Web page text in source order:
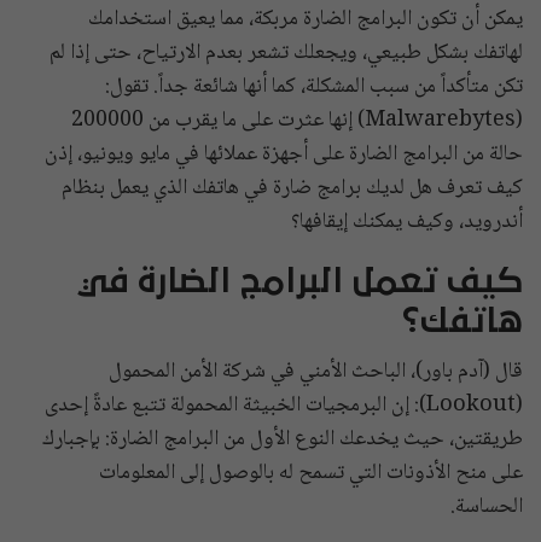
يمكن أن تكون البرامج الضارة مربكة، مما يعيق استخدامك
لهاتفك بشكل طبيعي، ويجعلك تشعر بعدم الارتياح، حتى إذا لم
تكن متأكداً من سبب المشكلة، كما أنها شائعة جداً. تقول:
(Malwarebytes) إنها عثرت على ما يقرب من 200000
حالة من البرامج الضارة على أجهزة عملائها في مايو ويونيو، إذن
كيف تعرف هل لديك برامج ضارة في هاتفك الذي يعمل بنظام
أندرويد، وكيف يمكنك إيقافها؟
كيف تعمل البرامج الضارة في
هاتفك؟
قال (آدم باور)، الباحث الأمني في شركة الأمن المحمول
(Lookout): إن البرمجيات الخبيثة المحمولة تتبع عادةً إحدى
طريقتين، حيث يخدعك النوع الأول من البرامج الضارة: بإجبارك
على منح الأذونات التي تسمح له بالوصول إلى المعلومات
الحساسة.